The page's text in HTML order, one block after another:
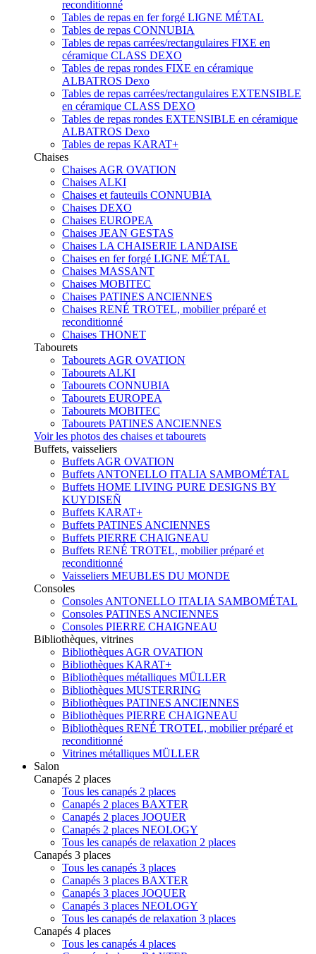
reconditionné
Tables de repas en fer forgé LIGNE MÉTAL
Tables de repas CONNUBIA
Tables de repas carrées/rectangulaires FIXE en
céramique CLASS DEXO
Tables de repas rondes FIXE en céramique
ALBATROS Dexo
Tables de repas carrées/rectangulaires EXTENSIBLE
en céramique CLASS DEXO
Tables de repas rondes EXTENSIBLE en céramique
ALBATROS Dexo
Tables de repas KARAT+
Chaises
Chaises AGR OVATION
Chaises ALKI
Chaises et fauteuils CONNUBIA
Chaises DEXO
Chaises EUROPEA
Chaises JEAN GESTAS
Chaises LA CHAISERIE LANDAISE
Chaises en fer forgé LIGNE MÉTAL
Chaises MASSANT
Chaises MOBITEC
Chaises PATINES ANCIENNES
Chaises RENÉ TROTEL, mobilier préparé et
reconditionné
Chaises THONET
Tabourets
Tabourets AGR OVATION
Tabourets ALKI
Tabourets CONNUBIA
Tabourets EUROPEA
Tabourets MOBITEC
Tabourets PATINES ANCIENNES
Voir les photos des chaises et tabourets
Buffets, vaisseliers
Buffets AGR OVATION
Buffets ANTONELLO ITALIA SAMBOMÉTAL
Buffets HOME LIVING PURE DESIGNS BY
KUYDISEÑ
Buffets KARAT+
Buffets PATINES ANCIENNES
Buffets PIERRE CHAIGNEAU
Buffets RENÉ TROTEL, mobilier préparé et
reconditionné
Vaisseliers MEUBLES DU MONDE
Consoles
Consoles ANTONELLO ITALIA SAMBOMÉTAL
Consoles PATINES ANCIENNES
Consoles PIERRE CHAIGNEAU
Bibliothèques, vitrines
Bibliothèques AGR OVATION
Bibliothèques KARAT+
Bibliothèques métalliques MÜLLER
Bibliothèques MUSTERRING
Bibliothèques PATINES ANCIENNES
Bibliothèques PIERRE CHAIGNEAU
Bibliothèques RENÉ TROTEL, mobilier préparé et
reconditionné
Vitrines métalliques MÜLLER
Salon
Canapés 2 places
Tous les canapés 2 places
Canapés 2 places BAXTER
Canapés 2 places JOQUER
Canapés 2 places NEOLOGY
Tous les canapés de relaxation 2 places
Canapés 3 places
Tous les canapés 3 places
Canapés 3 places BAXTER
Canapés 3 places JOQUER
Canapés 3 places NEOLOGY
Tous les canapés de relaxation 3 places
Canapés 4 places
Tous les canapés 4 places